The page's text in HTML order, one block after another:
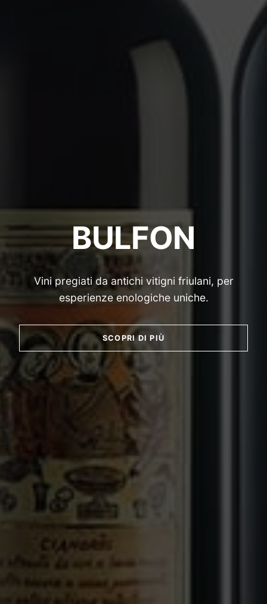
BULFON
Vini pregiati da antichi vitigni friulani, per
esperienze enologiche uniche.
SCOPRI DI PIÙ